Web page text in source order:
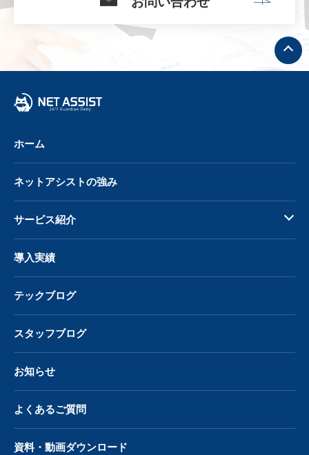
ト
ッ
プ
へ
ホーム
ネットアシストの強み
サービス紹介
導入実績
テックブログ
スタッフブログ
お知らせ
よくあるご質問
資料・動画ダウンロード